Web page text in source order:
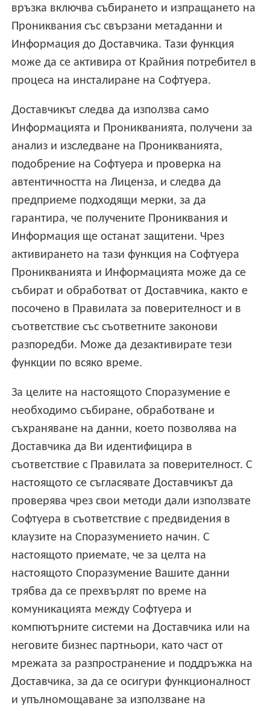
връзка включва събирането и изпращането на
Прониквания със свързани метаданни и
Информация до Доставчика. Тази функция
може да се активира от Крайния потребител в
процеса на инсталиране на Софтуера.
Доставчикът следва да използва само
Информацията и Проникванията, получени за
анализ и изследване на Проникванията,
подобрение на Софтуера и проверка на
автентичността на Лиценза, и следва да
предприеме подходящи мерки, за да
гарантира, че получените Прониквания и
Информация ще останат защитени. Чрез
активирането на тази функция на Софтуера
Проникванията и Информацията може да се
събират и обработват от Доставчика, както е
посочено в Правилата за поверителност и в
съответствие със съответните законови
разпоредби. Може да дезактивирате тези
функции по всяко време.
За целите на настоящото Споразумение е
необходимо събиране, обработване и
съхраняване на данни, което позволява на
Доставчика да Ви идентифицира в
съответствие с Правилата за поверителност. С
настоящото се съгласявате Доставчикът да
проверява чрез свои методи дали използвате
Софтуера в съответствие с предвидения в
клаузите на Споразумението начин. С
настоящото приемате, че за целта на
настоящото Споразумение Вашите данни
трябва да се прехвърлят по време на
комуникацията между Софтуера и
компютърните системи на Доставчика или на
неговите бизнес партньори, като част от
мрежата за разпространение и поддръжка на
Доставчика, за да се осигури функционалност
и упълномощаване за използване на